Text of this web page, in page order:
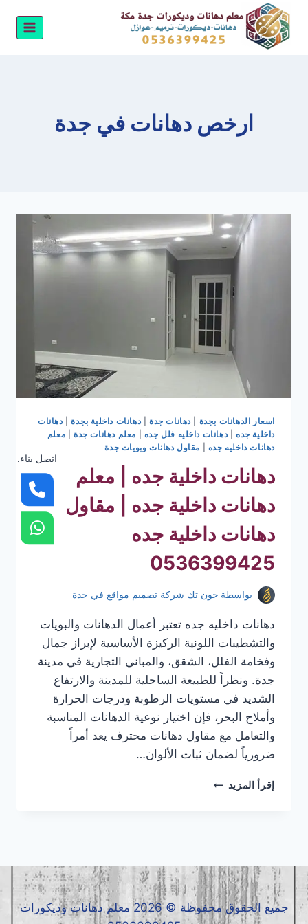
التجاوز
المحتوى
ارخص دهانات في جدة
اسعار الدهانات بجدة دهانات جدة دهانات داخلية بجدة| دهانات
داخلية جده| دهانات داخليه فلل جده معلم دهانات جدة| معلم
دهانات داخليه جده
مقاول دهانات وبويات جدة
دهانات داخلية جده | معلم
دهانات داخلية جده | مقاول
دهانات داخلية جده
0536399425
بواسطة جون تك شركة تصميم مواقع في جدة
دهانات داخليه جده تعتبر أعمال الدهانات والبويات
والتشطيبات اللونية الركيزة الأساسية لإبراز جمال
وفخامة الفلل، الشقق، والمباني التجارية في مدينة
جدة. ونظراً للطبيعة الساحلية للمدينة والارتفاع
الشديد في مستويات الرطوبة ودرجات الحرارة
وأملاح البحر، فإن اختيار نوعية الدهانات المناسبة
والتعامل مع مقاول دهانات محترف يعد أمراً
ضرورياً لضمان ثبات الألوان…
إقرأ المزيد دهانات
داخلية
جده
|
مقاول
جميع الحقوق محفوظة © 2026 معلم دهانات وديكورات
اتصل بناء.